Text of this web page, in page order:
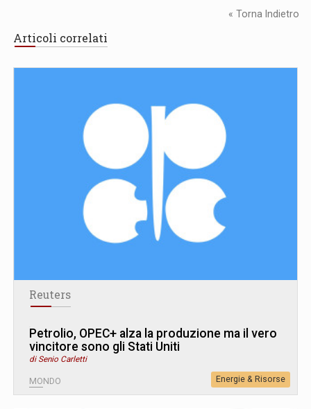
« Torna Indietro
Articoli correlati
Reuters
Petrolio, OPEC+ alza la produzione ma il vero
vincitore sono gli Stati Uniti
di Senio Carletti
MONDO Energie & Risorse